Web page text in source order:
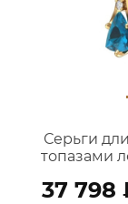
Серьги
топазами
37 798